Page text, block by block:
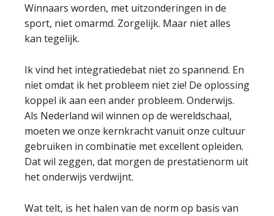
Winnaars worden, met uitzonderingen in de
sport, niet omarmd. Zorgelijk. Maar niet alles
kan tegelijk.
Ik vind het integratiedebat niet zo spannend. En
niet omdat ik het probleem niet zie! De oplossing
koppel ik aan een ander probleem. Onderwijs.
Als Nederland wil winnen op de wereldschaal,
moeten we onze kernkracht vanuit onze cultuur
gebruiken in combinatie met excellent opleiden.
Dat wil zeggen, dat morgen de prestatienorm uit
het onderwijs verdwijnt.
Wat telt, is het halen van de norm op basis van